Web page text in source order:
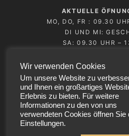
AKTUELLE
MO, DO, FR : 09.30
DI UND MI:
SA: 09.30 UHR –
TERMINE AUSSERHALB DER
BSPRACHE
IMPRESSUM
Wir verwenden Cookies
Um unsere Website zu
und Ihnen ein großartiges
Erlebnis zu bieten. Für weitere
Informationen zu den von uns
verwendeten Cookies öffnen Sie
Einstellungen.